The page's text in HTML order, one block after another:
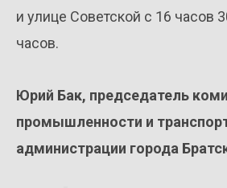
и улице Советской с 16 часов
часов.
Юрий Бак, председатель
промышленности и
администрации города